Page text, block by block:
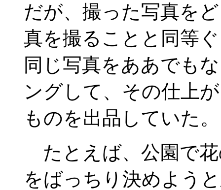
だが、撮った写真を
真を撮ることと同等
同じ写真をああでも
ングして、その仕上
ものを出品していた
たとえば、公園で
をばっちり決めよう